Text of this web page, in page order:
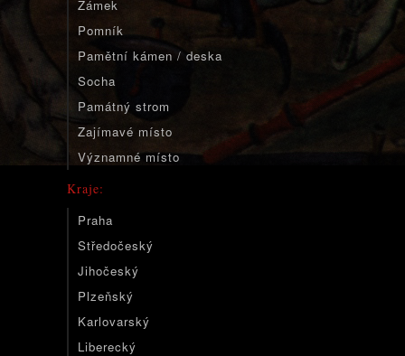
Zámek
Pomník
Pamětní kámen / deska
Socha
Památný strom
Zajímavé místo
Významné místo
Kraje:
Praha
Středočeský
Jihočeský
Plzeňský
Karlovarský
Liberecký